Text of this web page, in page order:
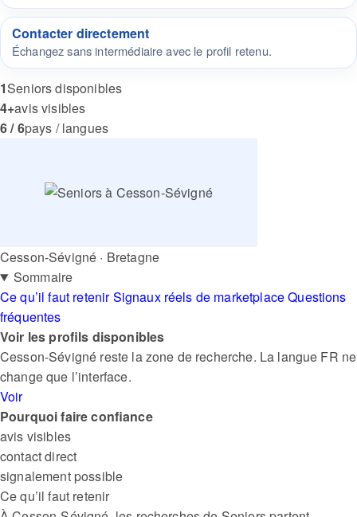
Contacter directement
Échangez sans intermédiaire avec le profil retenu.
1Seniors disponibles
4+avis visibles
6 / 6pays / langues
Cesson-Sévigné · Bretagne
Sommaire
Ce qu’il faut retenir Signaux réels de marketplaceQuestions
fréquentes
Voir les profils disponibles
Cesson-Sévigné reste la zone de recherche. La langue FR ne
change que l’interface.
Voir
Pourquoi faire confiance
avis visibles
contact direct
signalement possible
Ce qu’il faut retenir